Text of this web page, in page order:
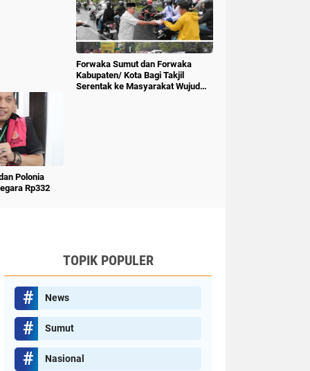
Forwaka Sumut dan Forwaka
Kabupaten/ Kota Bagi Takjil
Serentak ke Masyarakat Wujud
Polonia
Rp332
TOPIK POPULER
News
Sumut
Nasional